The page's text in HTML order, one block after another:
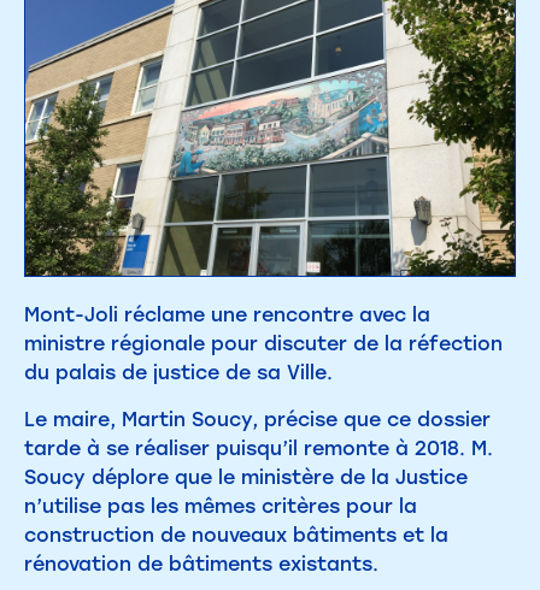
Mont-Joli réclame une rencontre avec la
ministre régionale pour discuter de la réfection
du palais de justice de sa Ville.
Le maire, Martin Soucy, précise que ce dossier
tarde à se réaliser puisqu’il remonte à 2018. M.
Soucy déplore que le ministère de la Justice
n’utilise pas les mêmes critères pour la
construction de nouveaux bâtiments et la
rénovation de bâtiments existants.